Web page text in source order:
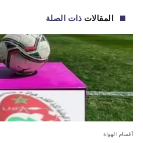
المقالات ذات الصلة
أقسام الهواة